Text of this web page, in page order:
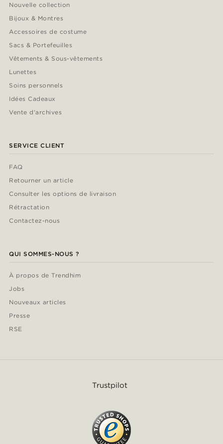
Nouvelle collection
Bijoux & Montres
Accessoires de costume
Sacs & Portefeuilles
Vêtements & Sous-vêtements
Lunettes
Soins personnels
Idées Cadeaux
Vente d'archives
SERVICE CLIENT
FAQ
Retourner un article
Consulter les options de livraison
Rétractation
Contactez-nous
QUI SOMMES-NOUS ?
À propos de Trendhim
Jobs
Nouveaux articles
Presse
RSE
Trustpilot